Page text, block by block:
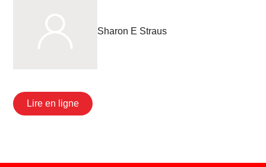
Sharon E Straus
Lire en ligne